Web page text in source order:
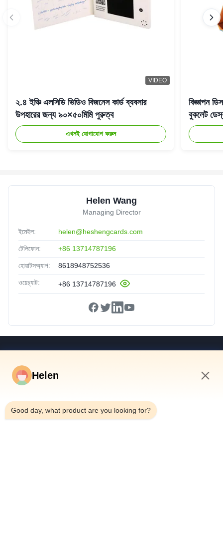
VIDEO
২.৪ ইঞ্চি এলসিডি ভিডিও বিজনেস কার্ড ব্যবসার
উপহারের জন্য ৯০×৫০মিমি পুরুত্ব
এখনই যোগাযোগ করুন
বিজ্ঞাপন
বুকলেট
Helen Wang
Managing Director
ইমেইল: helen@heshengcards.com
টেলিফোন: +86 13714787196
হোয়াটসঅ্যাপ: 8618948752536
ওয়েচ্যাট: +86 13714787196
আমাদের সম্পর্কে
Helen
Good day, what product are you looking for?